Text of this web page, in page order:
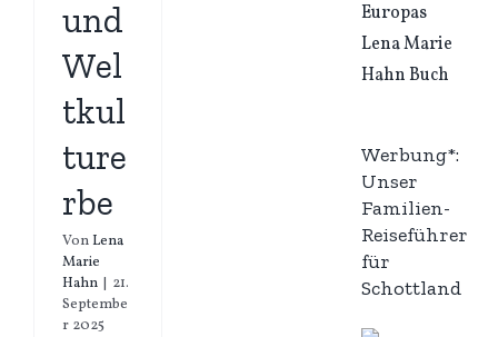
und
Wel
tkul
ture
rbe
VonLena
Marie
Hahn | 21.
Septembe
r 2025
Werbung*:
Unser
Familien-
Reiseführer
für
Schottland